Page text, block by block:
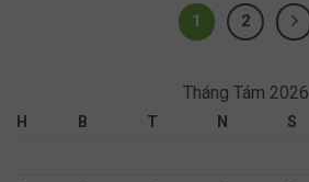
1 2
Tháng Tám 2026
H B T N S